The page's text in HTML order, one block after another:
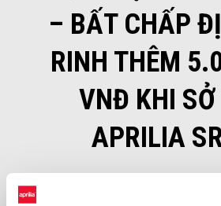
– BẤT CHẤP
RINH THÊM
VNĐ KHI
APRILIA